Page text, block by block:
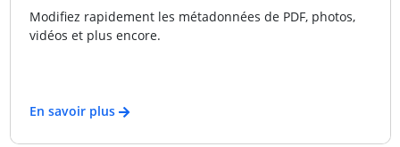
Modifiez rapidement les métadonnées de PDF, photos,
vidéos et plus encore.
En savoir plus